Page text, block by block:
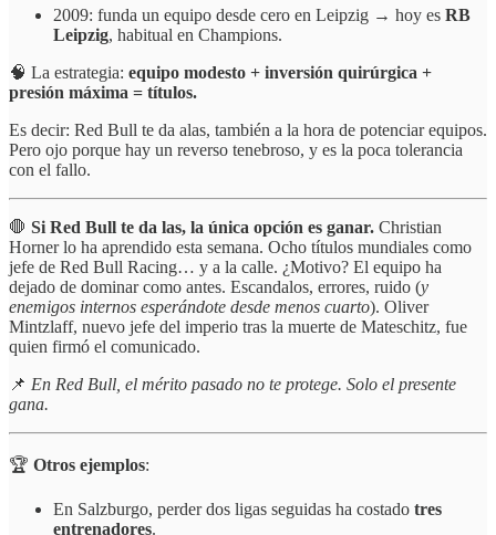
2009: funda un equipo desde cero en Leipzig → hoy es RB
Leipzig, habitual en Champions.
🧠 La estrategia: equipo modesto + inversión quirúrgica +
presión máxima = títulos.
Es decir: Red Bull te da alas, también a la hora de potenciar equipos.
Pero ojo porque hay un reverso tenebroso, y es la poca tolerancia
con el fallo.
🛑 Si Red Bull te da las, la única opción es ganar. Christian
Horner lo ha aprendido esta semana. Ocho títulos mundiales como
jefe de Red Bull Racing… y a la calle. ¿Motivo? El equipo ha
dejado de dominar como antes. Escandalos, errores, ruido (y
enemigos internos esperándote desde menos cuarto). Oliver
Mintzlaff, nuevo jefe del imperio tras la muerte de Mateschitz, fue
quien firmó el comunicado.
📌 En Red Bull, el mérito pasado no te protege. Solo el presente
gana.
🏆 Otros ejemplos:
En Salzburgo, perder dos ligas seguidas ha costado tres
entrenadores.